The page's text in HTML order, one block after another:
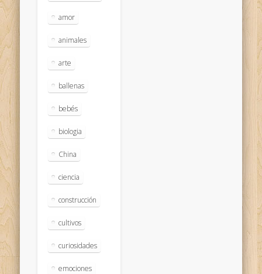
amor
animales
arte
ballenas
bebés
biologia
China
ciencia
construcción
cultivos
curiosidades
emociones